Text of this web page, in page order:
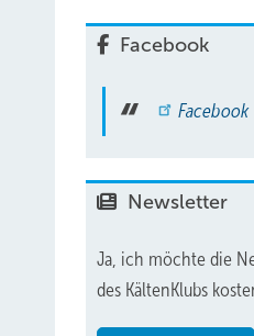
Facebook
Facebook
Newsletter
Ja, ich möchte die
des KältenKlubs